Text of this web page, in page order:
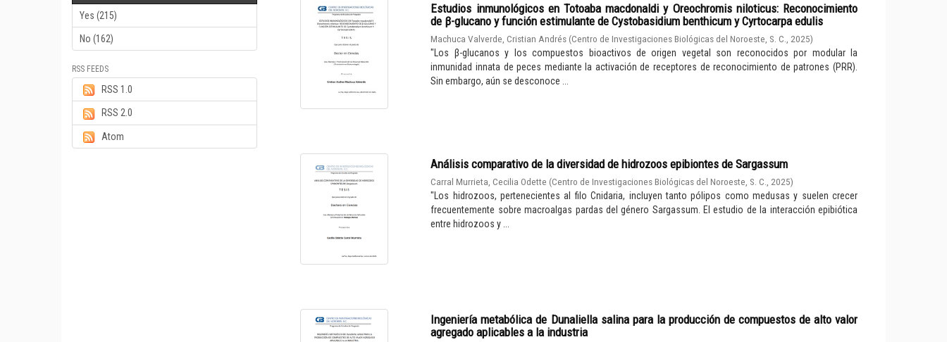
Yes (215)
No (162)
RSS FEEDS
RSS 1.0
RSS 2.0
Atom
Estudios inmunológicos en Totoaba macdonaldi y Oreochromis niloticus: Reconocimiento
de β-glucano y función estimulante de Cystobasidium benthicum y Cyrtocarpa edulis
Machuca Valverde, Cristian Andrés (Centro de Investigaciones Biológicas del Noroeste, S. C. 2025)
"Los β-glucanos y los compuestos bioactivos de origen vegetal son reconocidos por modular la
inmunidad innata de peces mediante la activación de receptores de reconocimiento de patrones (PRR).
Sin embargo, aún se desconoce ...
Análisis comparativo de la diversidad de hidrozoos epibiontes de Sargassum
Carral Murrieta, Cecilia Odette (Centro de Investigaciones Biológicas del Noroeste, S. C. 2025)
"Los hidrozoos, pertenecientes al filo Cnidaria, incluyen tanto pólipos como medusas y suelen crecer
frecuentemente sobre macroalgas pardas del género Sargassum. El estudio de la interacción epibiótica
entre hidrozoos y ...
Ingeniería metabólica de Dunaliella salina para la producción de compuestos de alto valor
agregado aplicables a la industria